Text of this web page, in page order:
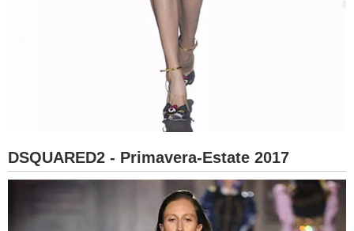
DSQUARED2 - Primavera-Estate 2017